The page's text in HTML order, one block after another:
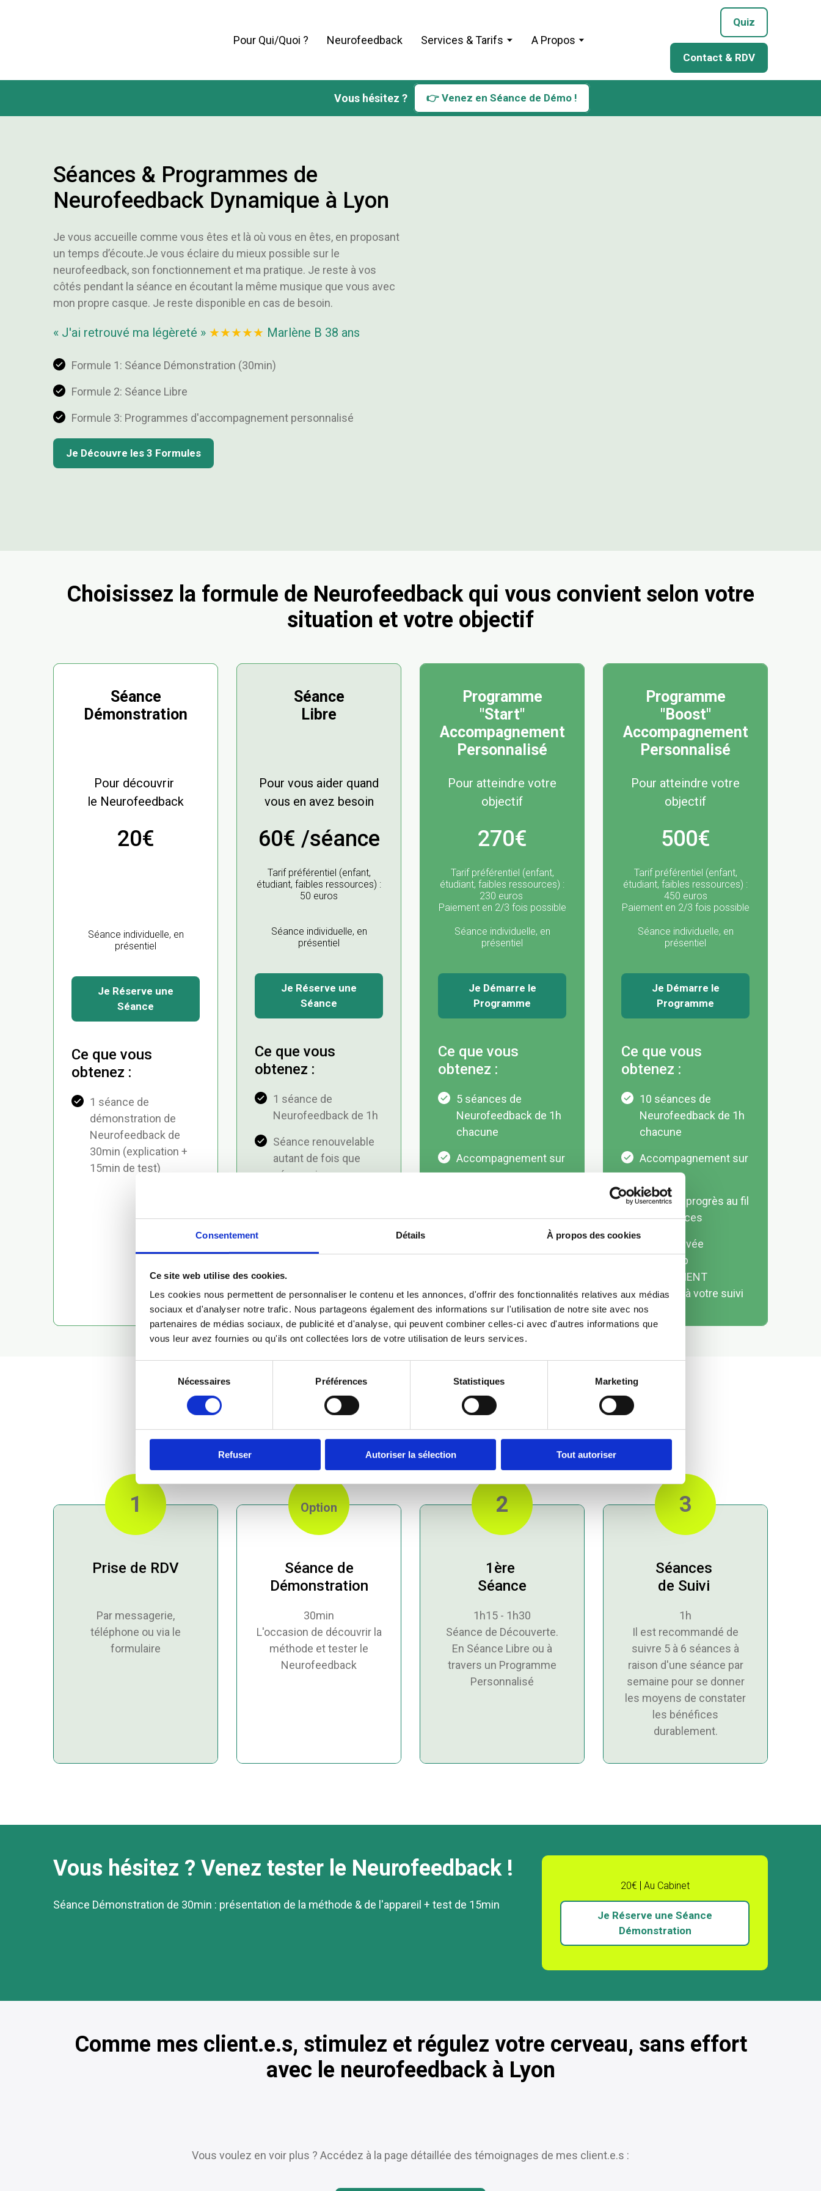
Consentement Détails À propos des cookies
Ce site web utilise des cookies.
Les cookies nous permettent de personnaliser le contenu et les annonces, d'offrir des fonctionnalités relatives aux médias
sociaux et d'analyser notre trafic. Nous partageons également des informations sur l'utilisation de notre site avec nos
partenaires de médias sociaux, de publicité et d'analyse, qui peuvent combiner celles-ci avec d'autres informations que
vous leur avez fournies ou qu'ils ont collectées lors de votre utilisation de leurs services.
n
d
u
s
t
e
m
Nécessaires Préférences Statistiques Marketing
Refuser Autoriser la sélection Tout autoriser
Pour Qui/Quoi ? Neurofeedback Services & Tarifs A Propos
Quiz
Contact & RDV
Vous hésitez ? 👉 Venez en Séance de Démo !
Séances & Programmes de
Neurofeedback Dynamique à Lyon
Je vous accueille comme vous êtes et là où vous en êtes, en proposant
un temps d’écoute.Je vous éclaire du mieux possible sur le
neurofeedback, son fonctionnement et ma pratique. Je reste à vos
côtés pendant la séance en écoutant la même musique que vous avec
mon propre casque. Je reste disponible en cas de besoin.
« J'ai retrouvé ma légèreté » ★★★★★ Marlène B 38 ans
Formule 1: Séance Démonstration (30min)
Formule 2: Séance Libre
Formule 3: Programmes d'accompagnement personnalisé
Je Découvre les 3 Formules
Choisissez la formule de Neurofeedback qui vous convient selon votre
situation et votre objectif
Séance
Démonstration
Pour découvrir
le Neurofeedback
20€
Séance individuelle, en
présentiel
Je Réserve une
Séance
Ce que vous
obtenez :
1 séance de
démonstration de
Neurofeedback de
30min (explication +
15min de test)
Séance
Libre
Pour vous aider quand
vous en avez besoin
60€ /séance
Tarif préférentiel (enfant,
étudiant, faibles ressources) :
50 euros
Séance individuelle, en
présentiel
Je Réserve une
Séance
Ce que vous
obtenez :
1 séance de
Neurofeedback de 1h
Séance renouvelable
autant de fois que
nécessaire
Programme
"Start"
Accompagnement
Personnalisé
Pour atteindre votre
objectif
270€
Tarif préférentiel (enfant,
étudiant, faibles ressources) :
230 euros
Paiement en 2/3 fois possible
Séance individuelle, en
présentiel
Je Démarre le
Programme
Ce que vous
obtenez :
5 séances de
Neurofeedback de 1h
chacune
Accompagnement sur
mesure
des séances
réservée à votre suivi
Programme
"Boost"
Accompagnement
Personnalisé
Pour atteindre votre
objectif
500€
Tarif préférentiel (enfant,
étudiant, faibles ressources) :
450 euros
Paiement en 2/3 fois possible
Séance individuelle, en
présentiel
Je Démarre le
Programme
Ce que vous
obtenez :
10 séances de
Neurofeedback de 1h
chacune
Accompagnement sur
mesure
Suivi des progrès au fil
des séances
1 ligne privée
Whatsapp
UNIQUEMENT
réservée à votre suivi
Comment commencer le Neurofeedback à Lyon ?
1
Prise de RDV
Par messagerie,
téléphone ou via le
formulaire
Option
Séance de
Démonstration
30min
L'occasion de découvrir la
méthode et tester le
Neurofeedback
2
1ère
Séance
1h15 - 1h30
Séance de Découverte.
En Séance Libre ou à
travers un Programme
Personnalisé
3
Séances
de Suivi
1h
Il est recommandé de
suivre 5 à 6 séances à
raison d'une séance par
semaine pour se donner
les moyens de constater
les bénéfices
durablement.
Vous hésitez ? Venez tester le Neurofeedback !
Séance Démonstration de 30min : présentation de la méthode & de l'appareil + test de 15min
20€ Au Cabinet
Je Réserve une Séance
Démonstration
Comme mes client.e.s, stimulez et régulez votre cerveau, sans effort
avec le neurofeedback à Lyon
Vous voulez en voir plus ? Accédez à la page détaillée des témoignages de mes client.e.s :